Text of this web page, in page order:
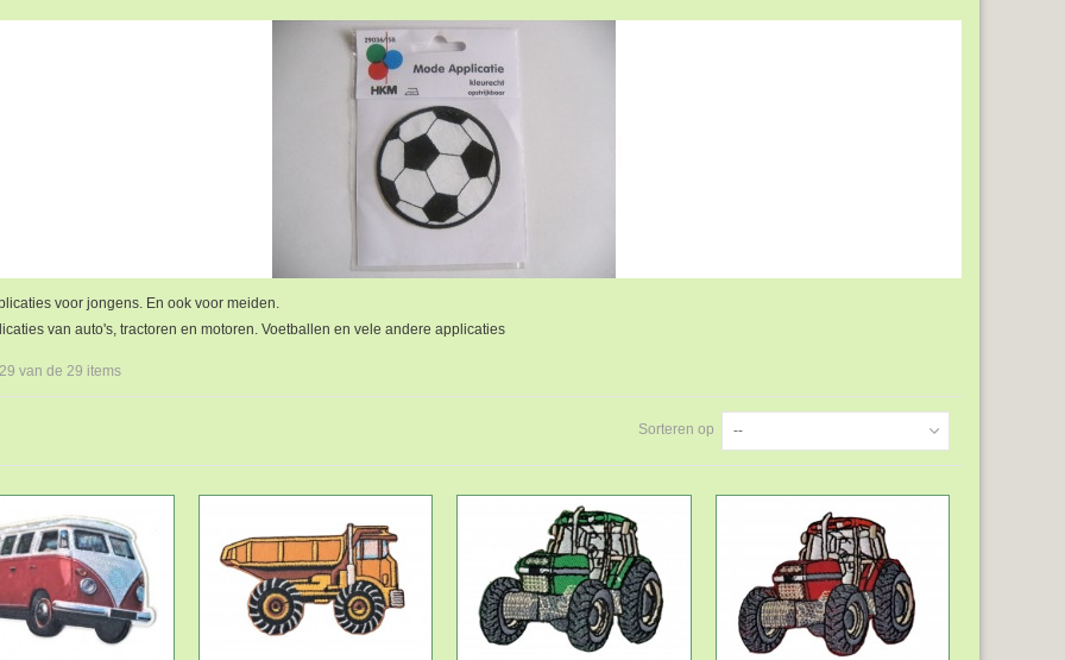
voor jongens. En ook voor meiden.
van auto's, tractoren en motoren. Voetballen en vele andere applicaties
van de 29 items
Sorteren op --